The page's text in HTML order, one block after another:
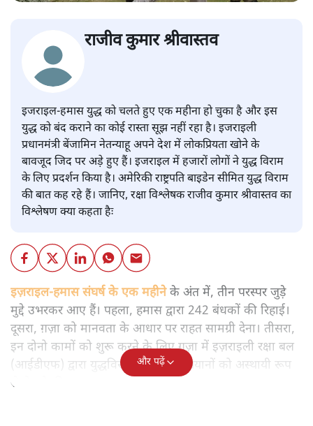
राजीव कुमार श्रीवास्तव
इजराइल-हमास युद्ध को चलते हुए एक महीना हो चुका है और इस
युद्ध को बंद कराने का कोई रास्ता सूझ नहीं रहा है। इजराइली
प्रधानमंत्री बेंजामिन नेतन्याहू अपने देश में लोकप्रियता खोने के
बावजूद जिद पर अड़े हुए हैं। इजराइल में हजारों लोगों ने युद्ध विराम
के लिए प्रदर्शन किया है। अमेरिकी राष्ट्रपति बाइडेन सीमित युद्ध विराम
की बात कह रहे हैं। जानिए, रक्षा विश्लेषक राजीव कुमार श्रीवास्तव का
विश्लेषण क्या कहता हैः
इज़राइल-हमास संघर्ष के एक महीनेके अंत में, तीन परस्पर जुड़े
मुद्दे उभरकर आए हैं। पहला, हमास द्वारा 242 बंधकों की रिहाई।
दूसरा, ग़ज़ा को मानवता के आधार पर राहत सामग्री देना। तीसरा,
इन दोनो कामों को शुरू करने के लिए ग़ज़ा में इज़राइली रक्षा बल
(आईडीएफ) द्वारा युद्धविराम या सैन्य अभियानों को अस्थायी रूप
से रोकने की आवश्यकता।
और पढ़ें